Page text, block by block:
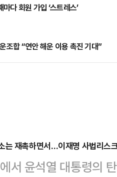
다 회원 가입 ‘스트레스’
조합 “연안 해운 이용 촉진 기대”
는 재촉하면서…이재명 사법리스
서 윤석열 대통령의